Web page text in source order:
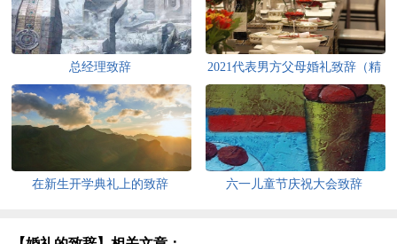
总经理致辞
2021代表男方父母婚礼致辞（精
选7篇）
在新生开学典礼上的致辞 六一儿童节庆祝大会致辞